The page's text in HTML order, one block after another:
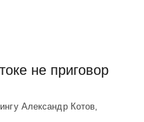
не приговор
Александр Котов,